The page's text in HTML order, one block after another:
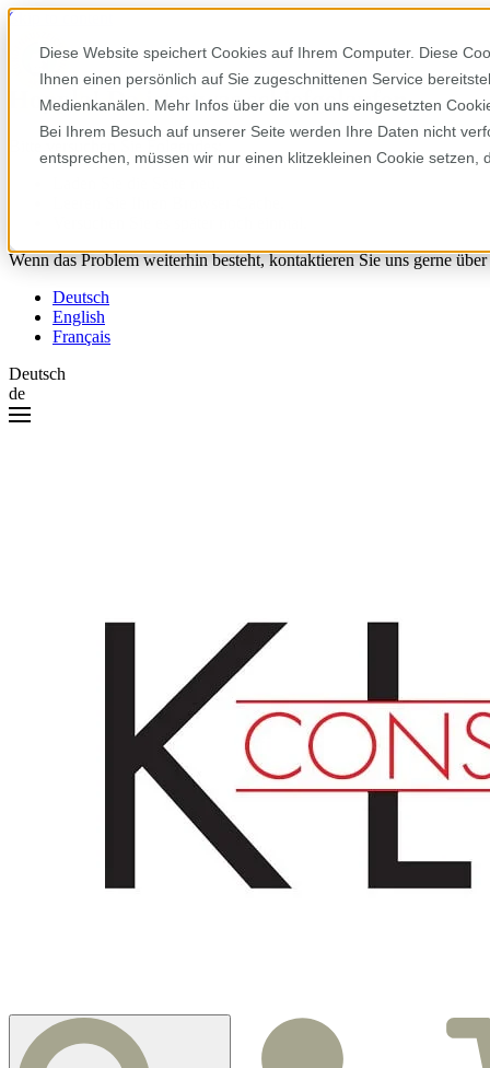
Diese Website speichert Cookies auf Ihrem Computer. Diese
Ihnen einen persönlich auf Sie zugeschnittenen Service
Medienkanälen. Mehr Infos über die von uns eingesetzten
Bei Ihrem Besuch auf unserer Seite werden Ihre Daten nicht
entsprechen, müssen wir nur einen klitzekleinen Cookie setzen,
Skip to content
Hoppla! Da ist etwas schiefgelaufen.
Wenn das Problem weiterhin besteht, kontaktieren Sie uns gerne
Deutsch
English
Français
Deutsch
de